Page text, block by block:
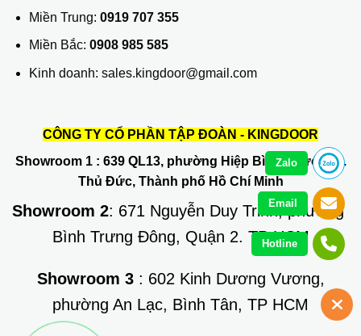
Miền Trung: 0919 707 355
Miền Bắc: 0908 985 585
Kinh doanh: sales.kingdoor@gmail.com
CÔNG TY CỔ PHẦN TẬP ĐOÀN - KINGDOOR
Showroom 1: 639 QL13, phường Hiệp Bình Phước, Q.
Thủ Đức, Thành phố Hồ Chí Minh
Showroom 2: 671 Nguyễn Duy Trinh, phường
Bình Trưng Đông, Quận 2. TP HCM
Showroom 3: 602 Kinh Dương Vương,
phường An Lạc, Bình Tân, TP HCM
Zalo
Email
Hotline